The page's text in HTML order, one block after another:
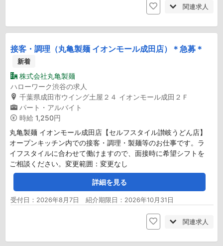
関連求人
接客・調理（丸亀製麺 イオンモール成田店）＊急募＊
新着
株式会社丸亀製麺
ハローワーク渋谷の求人
千葉県成田市ウイング土屋２４ イオンモール成田２Ｆ
パート・アルバイト
時給 1,250円
丸亀製麺 イオンモール成田店【セルフスタイル讃岐うどん店】
オープンキッチン内での接客・調理・製麺等のお仕事です。ラ
イフスタイルに合わせて働けますので、面接時に希望シフトを
ご相談ください。変更範囲：変更なし
詳細を見る
受付日：2026年8月7日 紹介期限日：2026年10月31日
関連求人